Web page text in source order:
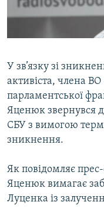
ІНФОГРАФІКА
Русский
Qırımtatar
ДОЛУЧАЙСЯ!
Усі сайти RFE/RL
У зв’язку зі
активіста, члена
парламентської
Яценюк звернувся
СБУ з вимогою
зникнення.
Як повідомляє
Яценюк вимагає
Луценка із